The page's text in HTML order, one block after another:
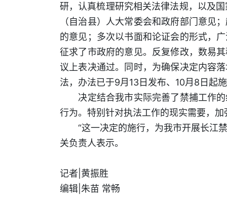
研，认真梳理研究相关法律法规，以及
（自治县）人大常委会和政府部门意见
的意见；多次以书面和论证会的形式，
征求了市政府的意见。反复修改，数易
议上表决通过。同时，为确保决定内容
法，办法已于9月13日发布、10月8日起
决定结合我市实际完善了禁捕工作的
行为。特别针对执法工作的现实需要，
“这一决定的施行，为我市开展长江禁
关负责人表示。
记者|黄振胜
编辑|朱苗 常畅